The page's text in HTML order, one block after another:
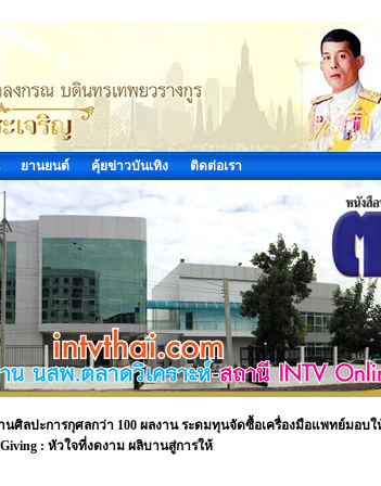
ยานยนต์ คุ้ยข่าวบันเทิง ติดต่อเรา
ลปะการกุศลกว่า 100 ผลงาน ระดมทุนจัดซื้อเครื่องมือแพทย์มอบใ
: หัวใจที่งดงาม ผลิบานสู่การให้